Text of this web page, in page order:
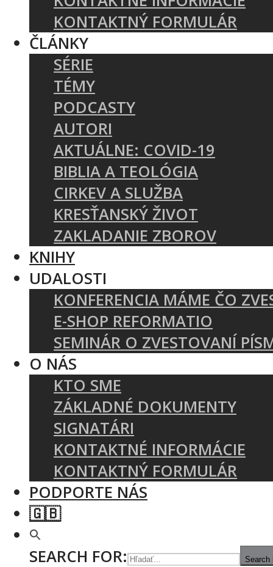
KONTAKTNÝ FORMULÁR
ČLÁNKY
SÉRIE
TÉMY
PODCASTY
AUTORI
AKTUÁLNE: COVID-19
BIBLIA A TEOLÓGIA
CIRKEV A SLUŽBA
KRESŤANSKÝ ŽIVOT
ZAKLADANIE ZBOROV
KNIHY
UDALOSTI
KONFERENCIA MÁME ČO
E-SHOP REFORMATIO
SEMINÁR O ZVESTOVANÍ
O NÁS
KTO SME
ZÁKLADNÉ DOKUMENTY
SIGNATÁRI
KONTAKTNÉ INFORMÁCIE
KONTAKTNÝ FORMULÁR
PODPORTE NÁS
🇬🇧
SEARCH FOR:
Search